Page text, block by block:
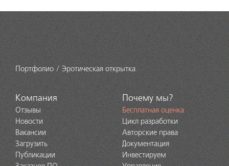
Портфолио Эротическая открытка
Компания
Отзывы
Новости
Вакансии
Загрузить
Публикации
Почему мы?
Бесплатная оценка
Цикл разработки
Авторские права
Документация
Инвестируем